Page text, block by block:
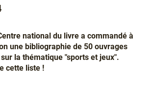
national du livre a commandé à
une bibliographie de 50 ouvrages
la thématique "sports et jeux".
cette liste !